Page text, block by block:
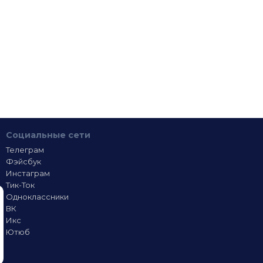
Социальные сети
Телеграм
Фэйсбук
Инстаграм
Тик-Ток
Одноклассники
ВК
Икс
Ютюб